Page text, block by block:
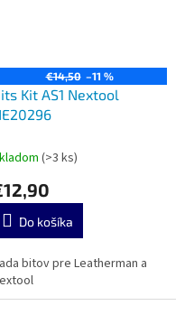
€14,50 –11 %
Kit AS1 Nextool
(>3 ks)
Do košíka
bitov pre Leatherman a